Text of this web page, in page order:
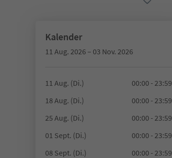
Kalender
11 Aug. 2026 – 03 Nov. 2026
11 Aug. (Di.)
00:00 - 23:59
18 Aug. (Di.)
00:00 - 23:59
25 Aug. (Di.)
00:00 - 23:59
01 Sept. (Di.)
00:00 - 23:59
08 Sept. (Di.)
00:00 - 23:59